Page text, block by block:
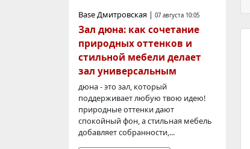
Base Дмитровская | 07 августа 10:05
Зал дюна: как сочетание
природных оттенков и
стильной мебели делает
зал универсальным
дюна - это зал, который
поддерживает любую твою идею!
природные оттенки дают
спокойный фон, а стильная мебель
добавляет собранности,...